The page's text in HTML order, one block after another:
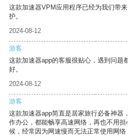
这款加速器VPM应用程序已经为我们带
护。
2024-08-12
游客
这款加速器app的客服很贴心，遇到问题
好。
2024-08-12
游客
这款加速器app简直是居家旅行必备神器
作办公，都能畅享高速网络，再也不用
候，经常因为网速慢而无法正常使用网